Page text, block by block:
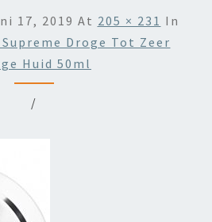
17, 2019 At 205 × 231 In
Droge Tot Zeer
Huid 50ml
/